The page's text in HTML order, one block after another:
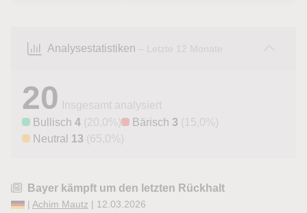
Analysestatistiken – Letzte 12 Monate
20
Insgesamt analysiert
Bullisch 4 (20,0%) Bärisch 3 (15,0%)
Neutral 13 (65,0%)
Bayer kämpft um den letzten Rückhalt
| Achim Mautz | 12.03.2026